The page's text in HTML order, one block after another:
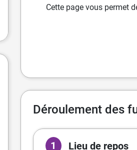
Cette page vous permet
Déroulement des
1 Lieu de repos